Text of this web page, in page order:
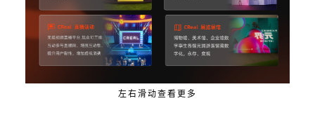
左右滑动查看更多